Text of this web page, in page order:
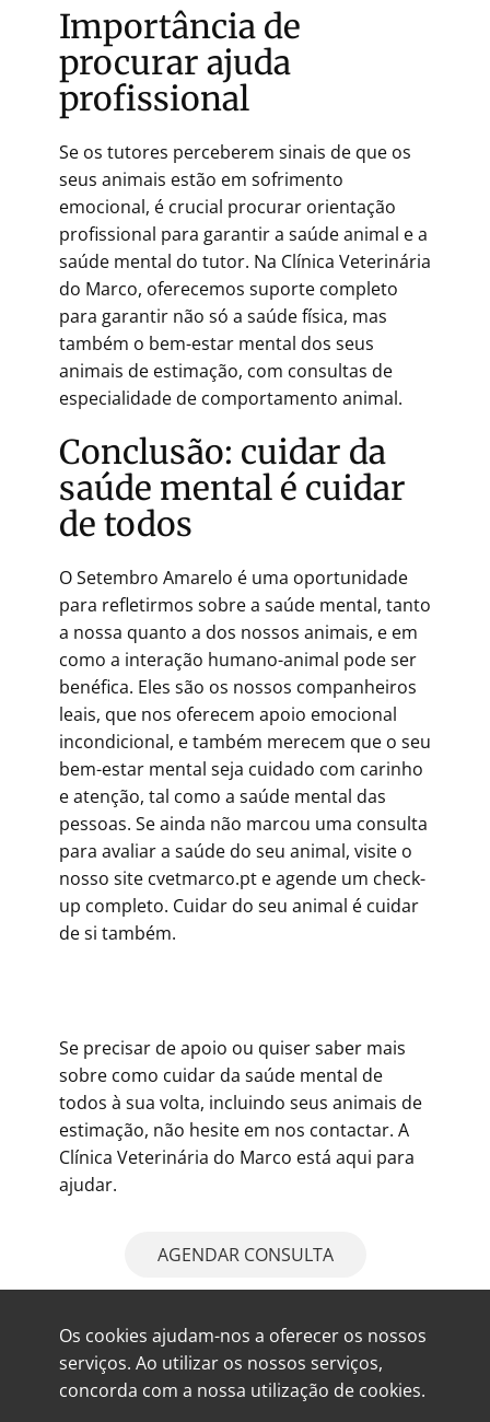
Importância de
procurar ajuda
profissional
Se os tutores perceberem sinais de que os
seus animais estão em sofrimento
emocional, é crucial procurar orientação
profissional para garantir a saúde animal e a
saúde mental do tutor. Na Clínica Veterinária
do Marco, oferecemos suporte completo
para garantir não só a saúde física, mas
também o bem-estar mental dos seus
animais de estimação, com consultas de
especialidade de comportamento animal.
Conclusão: cuidar da
saúde mental é cuidar
de todos
O Setembro Amarelo é uma oportunidade
para refletirmos sobre a saúde mental, tanto
a nossa quanto a dos nossos animais, e em
como a interação humano-animal pode ser
benéfica. Eles são os nossos companheiros
leais, que nos oferecem apoio emocional
incondicional, e também merecem que o seu
bem-estar mental seja cuidado com carinho
e atenção, tal como a saúde mental das
pessoas. Se ainda não marcou uma consulta
para avaliar a saúde do seu animal, visite o
nosso site cvetmarco.pt e agende um check-
up completo. Cuidar do seu animal é cuidar
de si também.
Se precisar de apoio ou quiser saber mais
sobre como cuidar da saúde mental de
todos à sua volta, incluindo seus animais de
estimação, não hesite em nos contactar. A
Clínica Veterinária do Marco está aqui para
ajudar.
AGENDAR CONSULTA
Os cookies ajudam-nos a oferecer os nossos
serviços. Ao utilizar os nossos serviços,
concorda com a nossa utilização de cookies.